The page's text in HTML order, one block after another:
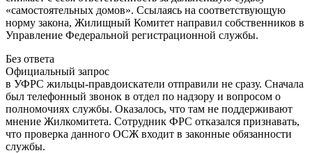
«самостоятельных домов». Ссылаясь на соответствующую
норму закона, Жилищный Комитет направил собственников в
Управление Федеральной регистрационной службы.
Без ответа
Официальный запрос
в УФРС жильцы-правдоискатели отправили не сразу. Сначала
был телефонный звонок в отдел по надзору и вопросом о
полномочиях службы. Оказалось, что там не поддерживают
мнение Жилкомитета. Сотрудник ФРС отказался признавать,
что проверка данного ОСЖ входит в законные обязанности
службы.